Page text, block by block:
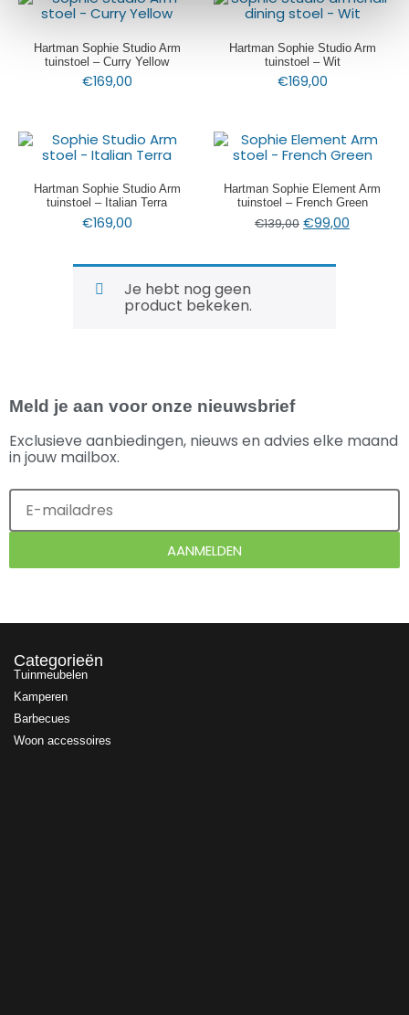
Hartman Sophie Studio Arm
tuinstoel – Curry Yellow
€169,00
Hartman Sophie Studio Arm
tuinstoel – Wit
€169,00
Hartman Sophie Studio Arm
tuinstoel – Italian Terra
€169,00
Hartman Sophie Element Arm
tuinstoel – French Green
€139,00 €99,00
Je hebt nog geen
product bekeken.
Meld je aan voor onze nieuwsbrief
Exclusieve aanbiedingen, nieuws en advies elke maand
in jouw mailbox.
AANMELDEN
Categorieën
Tuinmeubelen
Kamperen
Barbecues
Woon accessoires